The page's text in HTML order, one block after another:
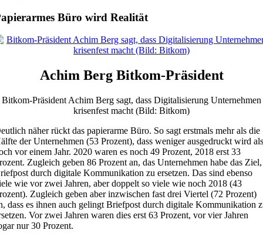
Büro wird Realität
Achim Berg Bitkom-Präsident
Bitkom-Präsident Achim Berg sagt, dass Digitalisierung Unternehmen
krisenfest macht (Bild: Bitkom)
näher rückt das papierarme Büro. So sagt erstmals mehr als die
der Unternehmen (53 Prozent), dass weniger ausgedruckt wird
vor einem Jahr. 2020 waren es noch 49 Prozent, 2018 erst 33
Zugleich geben 86 Prozent an, das Unternehmen habe das Ziel,
durch digitale Kommunikation zu ersetzen. Das sind ebenso
wie vor zwei Jahren, aber doppelt so viele wie noch 2018 (43
Zugleich geben aber inzwischen fast drei Viertel (72 Prozent)
dass es ihnen auch gelingt Briefpost durch digitale Kommunikation
Vor zwei Jahren waren dies erst 63 Prozent, vor vier Jahren
nur 30 Prozent.